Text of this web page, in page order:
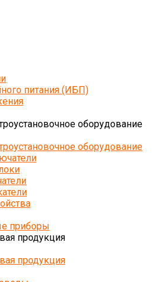
питания (ИБП)
оборудование
оборудование
приборы
продукция
продукция